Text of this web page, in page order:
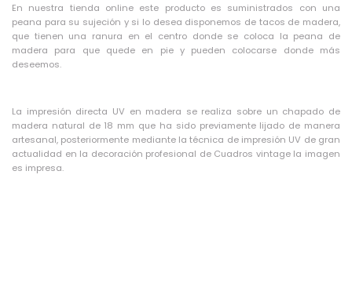
En nuestra tienda online este producto es suministrados con una
peana para su sujeción y si lo desea disponemos de tacos de madera,
que tienen una ranura en el centro donde se coloca la peana de
madera para que quede en pie y pueden colocarse donde más
deseemos.
La impresión directa UV en madera se realiza sobre un chapado de
madera natural de 18 mm que ha sido previamente lijado de manera
artesanal, posteriormente mediante la técnica de impresión UV de gran
actualidad en la decoración profesional de Cuadros vintage la imagen
es impresa.